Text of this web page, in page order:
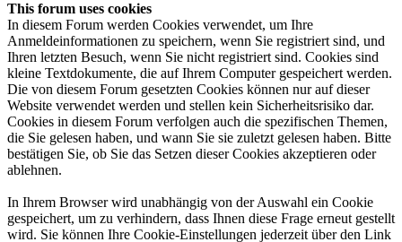
This forum uses cookies
In diesem Forum werden Cookies verwendet, um Ihre
Anmeldeinformationen zu speichern, wenn Sie registriert sind, und
Ihren letzten Besuch, wenn Sie nicht registriert sind. Cookies sind
kleine Textdokumente, die auf Ihrem Computer gespeichert werden.
Die von diesem Forum gesetzten Cookies können nur auf dieser
Website verwendet werden und stellen kein Sicherheitsrisiko dar.
Cookies in diesem Forum verfolgen auch die spezifischen Themen,
die Sie gelesen haben, und wann Sie sie zuletzt gelesen haben. Bitte
bestätigen Sie, ob Sie das Setzen dieser Cookies akzeptieren oder
ablehnen.
In Ihrem Browser wird unabhängig von der Auswahl ein Cookie
gespeichert, um zu verhindern, dass Ihnen diese Frage erneut gestellt
wird. Sie können Ihre Cookie-Einstellungen jederzeit über den Link